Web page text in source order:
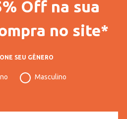
Masculino
Adulto
Longa
Moletom
Off na sua
no site*
SEU GÊNERO
Masculino